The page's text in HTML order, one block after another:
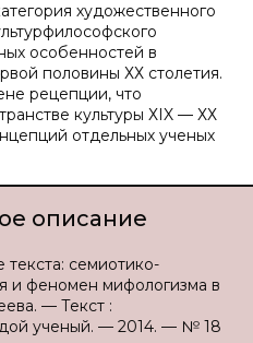
художественного
особенностей в
половины ХХ столетия.
рецепции, что
культуры ХIX — ХХ
отдельных ученых
описание
семиотико-
и феномен мифологизма в
— Текст :
ученый. — 2014. — № 18